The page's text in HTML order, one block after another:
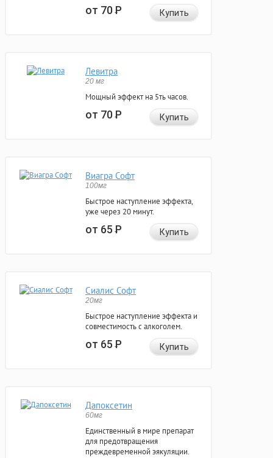
от 70Р Купить
Левитра
20 мг
Мощный эффект на 5ть часов.
от 70Р Купить
Виагра Софт
100мг
Быстрое наступление эффекта,
уже через 20 минут.
от 65Р Купить
Сиалис Софт
20мг
Быстрое наступление эффекта и
совместимость с алкоголем.
от 65Р Купить
Дапоксетин
60мг
Единственный в мире препарат
для предотвращения
преждевременной эякуляции.